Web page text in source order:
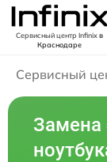
Сервисный центр Infinixв
Краснодаре
Сервисный
Замена